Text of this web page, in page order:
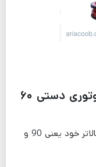
جمع‌بندی خرید و قیمت ماله موتوری دستی ۶۰
قیمت ماله پروانه‌ای ۶۰ سانت از دو مدل‌ بالاتر خود یعنی 90 و